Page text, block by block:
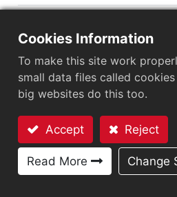
ARC認証
F H I L O
アンテナサイズ（mm）：
EPCメモリ：96 bits
User Memory
Cookies Information
To make this site work
small data files called
big websites do this too.
Accept Reject
Read More Change